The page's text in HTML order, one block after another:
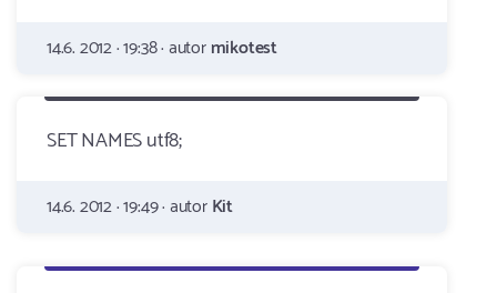
14.6. 2012 · 19:38 · autormikotest
SET NAMES utf8;
14.6. 2012 · 19:49 · autorKit